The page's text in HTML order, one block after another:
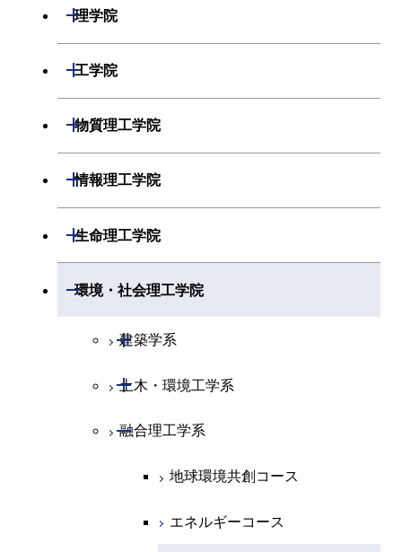
理学院
開閉
物理学コース
化学系
開閉
エネルギー・情報コース
物質・情報卓越コース
地球生命コース
専門科目
工学院
開閉
機械系
開閉
エネルギーコース
エンジニアリングデザイン
ース
原子核工学コース
人間医療科学技術コース
システム制御コース
電気電子系
開閉
エネルギーコース
エネルギー・情報コース
ライフエンジニアリングコ
情報通信コース
エンジニアリングデザイン
ース
人間医療科学技術コース
経営工学系
開閉
経営工学コース
エンジニアリングデザイン
専門科目
物質理工学院
開閉
材料系
開閉
エネルギーコース
ース
原子核工学コース
人間医療科学技術コース
物質・情報卓越コース
応用化学コース
ース
原子核工学コース
地球生命コース
専門科目
情報理工学院
開閉
数理・計算科学系
開閉
ース
知能情報コース
エネルギー・情報コース
人間医療科学技術コース
生命理工学院
開閉
生命理工学系
開閉
生命理工学コース
ライフエンジニアリングコ
人間医療科学技術コース
物質・情報卓越コース
専門科目
環境・社会理工学院
開閉
建築学系
開閉
建築学コース
エンジニアリングデザイン
土木・環境工学系
開閉
土木工学コース
エンジニアリングデザイン
融合理工学系
開閉
地球環境共創コース
エネルギーコース